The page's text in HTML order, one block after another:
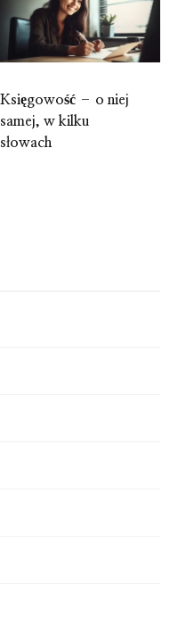
Księgowość – o niej
samej, w kilku
słowach